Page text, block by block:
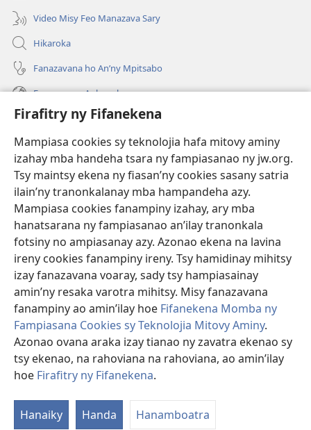
Firafitry ny Fifanekena
Mampiasa cookies sy teknolojia hafa mitovy aminy
izahay mba handeha tsara ny fampiasanao ny jw.org.
Tsy maintsy ekena ny fiasan’ny cookies sasany satria
ilain’ny tranonkalanay mba hampandeha azy.
Mampiasa cookies fanampiny izahay, ary mba
hanatsarana ny fampiasanao an’ilay tranonkala
fotsiny no ampiasanay azy. Azonao ekena na lavina
ireny cookies fanampiny ireny. Tsy hamidinay mihitsy
izay fanazavana voaray, sady tsy hampiasainay
amin’ny resaka varotra mihitsy. Misy fanazavana
fanampiny ao amin’ilay hoe Fifanekena Momba ny
Fampiasana Cookies sy Teknolojia Mitovy Aminy.
Azonao ovana araka izay tianao ny zavatra ekenao sy
tsy ekenao, na rahoviana na rahoviana, ao amin’ilay
hoe Firafitry ny Fifanekena.
Hanaiky Handa Hanamboatra
Video Misy Feo Manazava Sary
Hikaroka
Fanazavana ho An’ny Mpitsabo
Fanazavana Ankapobeny
Fanampiana
Fanomezana
(manokatra
rohy)
FITEHIRIZAM-BOKIN’NY Vavolombelon’i Jehovah
(manokatra
rohy)
JW Hub
(manokatra
rohy)
JW Library
Watchtower Library ®
Copyright© 2026 Watch Tower Bible and Tract Society of Pennsylvania.
FIFANEKENA| FIFANEKENA MOMBA NY TSIAMBARATELO
NY FIFANEKENA